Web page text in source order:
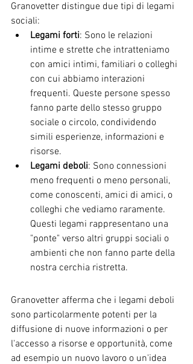
Granovetter distingue due tipi di legami
sociali:
Legami forti: Sono le relazioni
intime e strette che intratteniamo
con amici intimi, familiari o colleghi
con cui abbiamo interazioni
frequenti. Queste persone spesso
fanno parte dello stesso gruppo
sociale o circolo, condividendo
simili esperienze, informazioni e
risorse.
Legami deboli: Sono connessioni
meno frequenti o meno personali,
come conoscenti, amici di amici, o
colleghi che vediamo raramente.
Questi legami rappresentano una
"ponte" verso altri gruppi sociali o
ambienti che non fanno parte della
nostra cerchia ristretta.
Granovetter afferma che i legami deboli
sono particolarmente potenti per la
diffusione di nuove informazioni o per
l'accesso a risorse e opportunità, come
ad esempio un nuovo lavoro o un'idea